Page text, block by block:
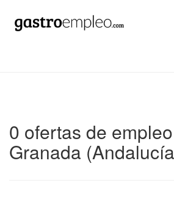
0 ofertas de
Granada